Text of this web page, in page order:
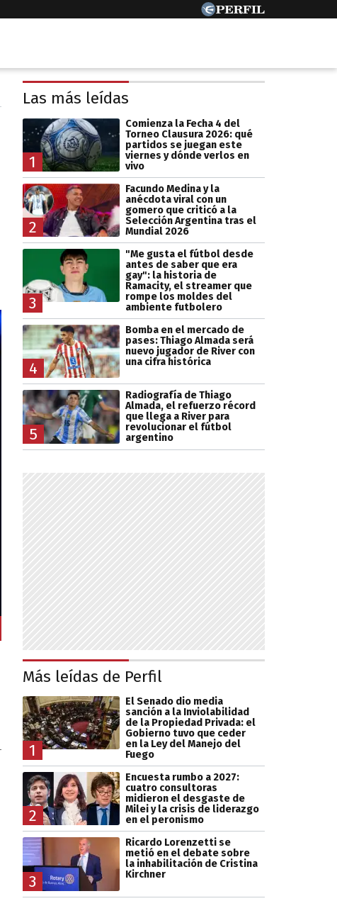
Las más leídas
1
Comienza la Fecha 4 del
Torneo Clausura 2026: qué
partidos se juegan este
viernes y dónde verlos en
vivo
2
Facundo Medina y la
anécdota viral con un
gomero que criticó a la
Selección Argentina tras el
Mundial 2026
3
"Me gusta el fútbol desde
antes de saber que era
gay": la historia de
Ramacity, el streamer que
rompe los moldes del
ambiente futbolero
4
Bomba en el mercado de
pases: Thiago Almada será
nuevo jugador de River con
una cifra histórica
5
Radiografía de Thiago
Almada, el refuerzo récord
que llega a River para
revolucionar el fútbol
argentino
Más leídas de Perfil
1
El Senado dio media
sanción a la Inviolabilidad
de la Propiedad Privada: el
Gobierno tuvo que ceder
en la Ley del Manejo del
Fuego
2
Encuesta rumbo a 2027:
cuatro consultoras
midieron el desgaste de
Milei y la crisis de liderazgo
en el peronismo
3
Ricardo Lorenzetti se
metió en el debate sobre
la inhabilitación de Cristina
Kirchner